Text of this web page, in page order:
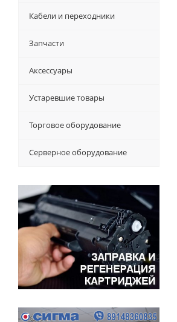
Кабели и переходники
Запчасти
Аксессуары
Устаревшие товары
Торговое оборудование
Серверное оборудование